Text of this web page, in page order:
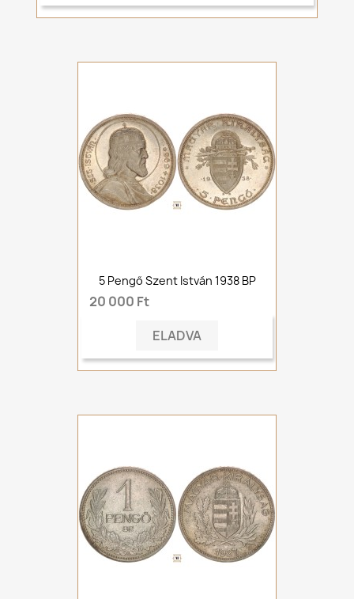
5 Pengő Szent István 1938 BP
20 000 Ft
ELADVA